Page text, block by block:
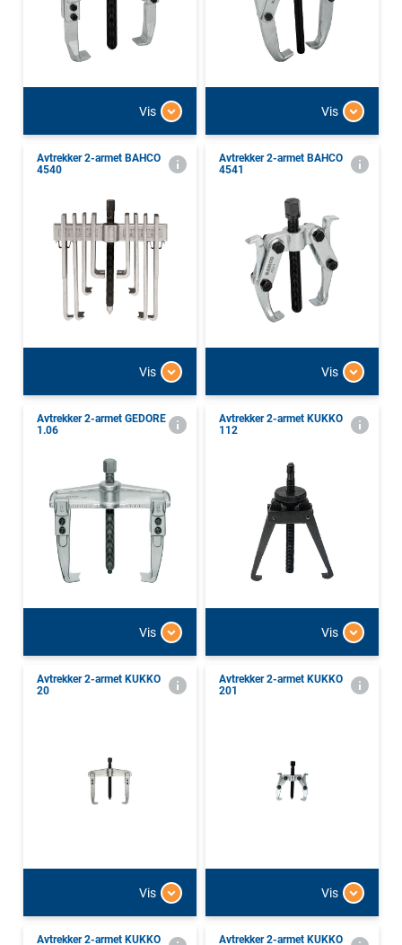
Vis Vis
Avtrekker 2-armet BAHCO
4540
Vis
Avtrekker 2-armet BAHCO
4541
Vis
Avtrekker 2-armet GEDORE
1.06
Vis
Avtrekker 2-armet KUKKO
112
Vis
Avtrekker 2-armet KUKKO
20
Vis
Avtrekker 2-armet KUKKO
201
Vis
Avtrekker 2-armet KUKKO
Avtrekker 2-armet KUKKO